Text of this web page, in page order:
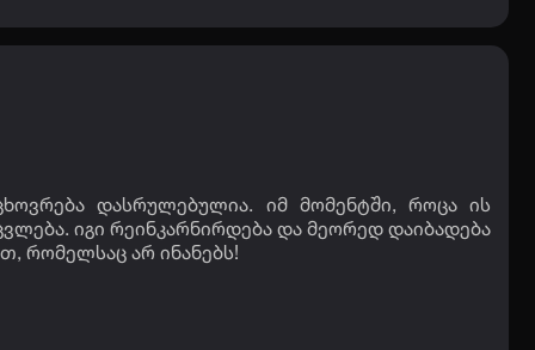
დასრულებულია. იმ მომენტში, როცა ის
იგი რეინკარნირდება და მეორედ დაიბადება
რომელსაც არ ინანებს!